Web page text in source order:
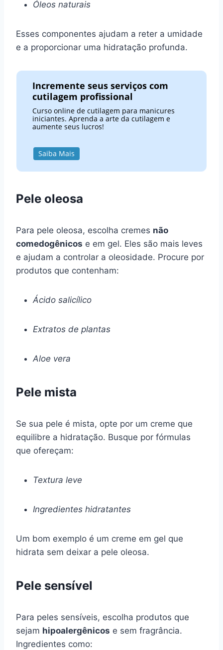
Óleos naturais
Esses componentes ajudam a reter a umidade
e a proporcionar uma hidratação profunda.
Incremente seus serviços com
cutilagem profissional
Curso online de cutilagem para manicures
iniciantes. Aprenda a arte da cutilagem e
aumente seus lucros!
Saiba Mais
Pele oleosa
Para pele oleosa, escolha cremes não
comedogênicos e em gel. Eles são mais leves
e ajudam a controlar a oleosidade. Procure por
produtos que contenham:
Ácido salicílico
Extratos de plantas
Aloe vera
Pele mista
Se sua pele é mista, opte por um creme que
equilibre a hidratação. Busque por fórmulas
que ofereçam:
Textura leve
Ingredientes hidratantes
Um bom exemplo é um creme em gel que
hidrata sem deixar a pele oleosa.
Pele sensível
Para peles sensíveis, escolha produtos que
sejam hipoalergênicos e sem fragrância.
Ingredientes como: